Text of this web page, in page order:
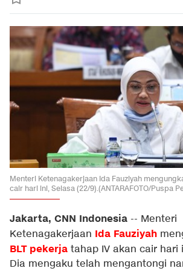
Menteri Ketenagakerjaan Ida Fauziyah
cair hari ini, Selasa (22/9).(ANTARAFOTO/Puspa
Jakarta, CNN Indonesia -- Menteri
Ketenagakerjaan Ida Fauziyah
BLT pekerja tahap IV akan cair hari
Dia mengaku telah mengantongi